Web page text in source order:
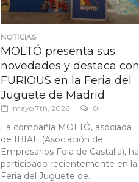
NOTICIAS
MOLTÓ presenta sus
novedades y destaca con
FURIOUS en la Feria del
Juguete de Madrid
mayo 7th, 2026 0
La compañía MOLTÓ, asociada
de IBIAE (Asociación de
Empresarios Foia de Castalla), ha
participado recientemente en la
Feria del Juguete de...